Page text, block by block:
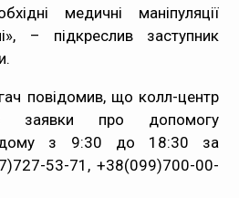
медичні маніпуляції
– підкреслив заступник
повідомив, що колл-центр
заявки про допомогу
дому з 9:30 до 18:30 за
53-71, +38(099)700-00-